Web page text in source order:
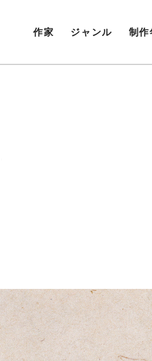
作家 ジャンル 制作